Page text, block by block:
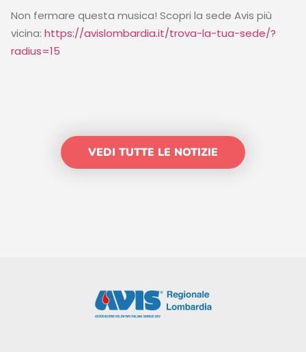
Non fermare questa musica! Scopri la sede Avis più
vicina: https://avislombardia.it/trova-la-tua-sede/?
radius=15
VEDI TUTTE LE NOTIZIE